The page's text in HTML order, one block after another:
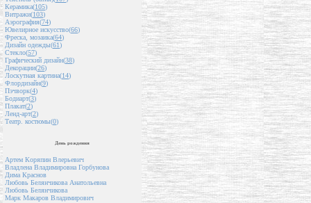
Керамика(105)
Витражи(103)
Аэрография(74)
Ювелирное искусство(66)
Фреска, мозаика(64)
Дизайн одежды(61)
Стекло(57)
Графический дизайн(38)
Декорации(26)
Лоскутная картина(14)
Флордизайн(9)
Пэчворк(4)
Бодиарт(3)
Плакат(2)
Ленд-арт(2)
Театр. костюмы(0)
День рождения
Артем Коряпин Влерьевич
Владлена Владимировна Горбунова
Дима Краснов
Любовь Белянчикова Анатольевна
Любовь Белянчикова
Марк Макаров Владимирович